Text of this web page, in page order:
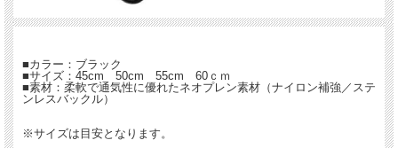
■カラー：ブラック
■サイズ：45cm 50cm 55cm 60ｃｍ
■素材：柔軟で通気性に優れたネオプレン素材（ナイロン補強／ステ
ンレスバックル）
※サイズは目安となります。